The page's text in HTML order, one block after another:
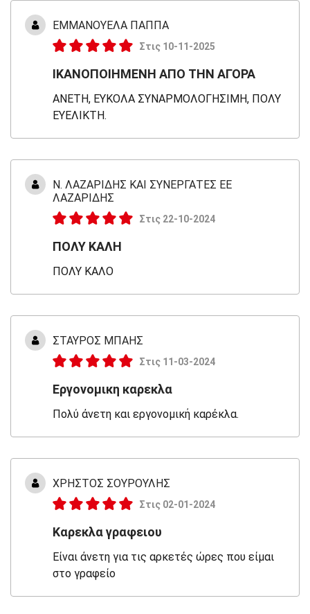
ΕΜΜΑΝΟΥΕΛΑ ΠΑΠΠΑ
Στις 10-11-2025
ΙΚΑΝΟΠΟΙΗΜΕΝΗ ΑΠΟ ΤΗΝ ΑΓΟΡΑ
ΑΝΕΤΗ, ΕΥΚΟΛΑ ΣΥΝΑΡΜΟΛΟΓΗΣΙΜΗ, ΠΟΛΥ
ΕΥΕΛΙΚΤΗ.
Ν. ΛΑΖΑΡΙΔΗΣ ΚΑΙ ΣΥΝΕΡΓΑΤΕΣ ΕΕ
ΛΑΖΑΡΙΔΗΣ
Στις 22-10-2024
ΠΟΛΥ ΚΑΛΗ
ΠΟΛΥ ΚΑΛΟ
ΣΤΑΥΡΟΣ ΜΠΑΗΣ
Στις 11-03-2024
Εργονομικη καρεκλα
Πολύ άνετη και εργονομική καρέκλα.
ΧΡΗΣΤΟΣ ΣΟΥΡΟΥΛΗΣ
Στις 02-01-2024
Καρεκλα γραφειου
Είναι άνετη για τις αρκετές ώρες που είμαι
στο γραφείο